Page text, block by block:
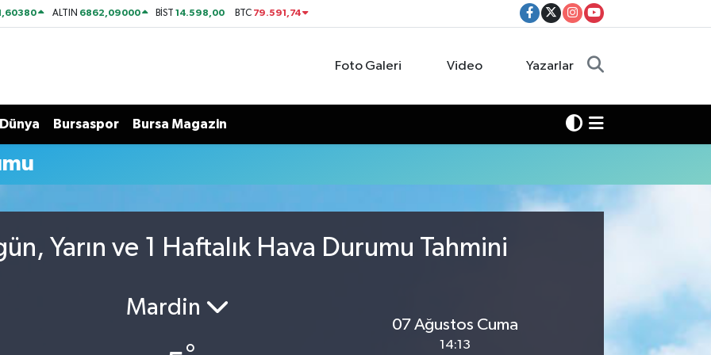
ALTIN 6862,09000 BİST14.598,00 BTC 79.591,74
Foto Galeri Video Yazarlar
Dünya Bursaspor Bursa Magazin
Yarın ve 1 Haftalık Hava Durumu Tahmini
Mardin
07 Ağustos Cuma
14:13